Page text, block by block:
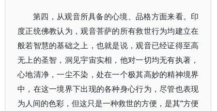
第四，从观音所具备的心境、品格方面来看。印
度正统佛教认为，观音菩萨的所有救世行为均建立在
般若智慧的基础之上，也就是说，观音已经证得至高
无上的圣智，洞见宇宙实相，他对一切均无有执著，
心地清净，一尘不染，处在一个极其高妙的精神境界
中，在这一境界下出现的各种身心行为，尽管也表现
为人间的色彩，但这只是一种救世的方便，是其“方便